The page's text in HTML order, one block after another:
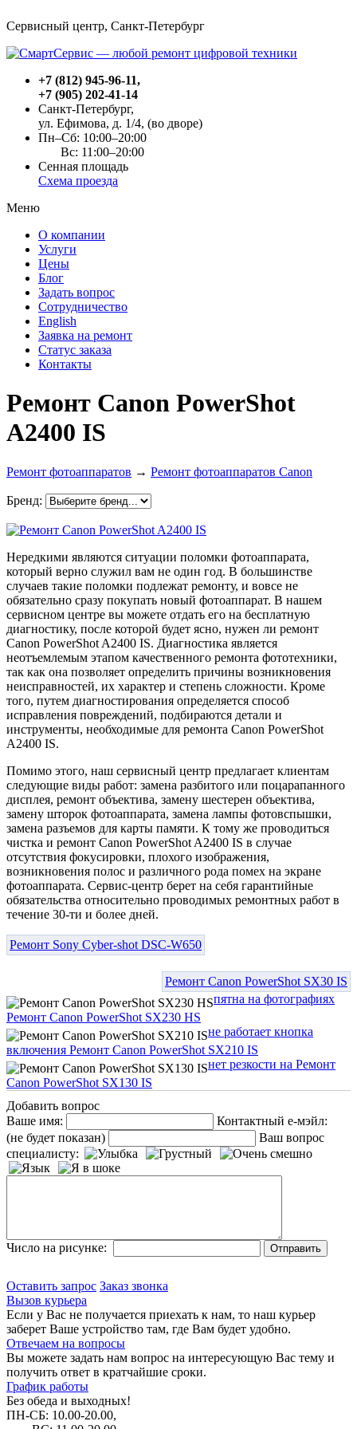
Сервисный центр, Cанкт-Петербург
+7 (812) 945-96-11,
+7 (905) 202-41-14
Санкт-Петербург,
ул. Ефимова, д. 1/4, (во дворе)
Пн–Сб: 10:00–20:00
Вс: 11:00–20:00
Сенная площадь
Схема проезда
Меню
О компании
Услуги
Цены
Блог
Задать вопрос
Сотрудничество
English
Заявка на ремонт
Статус заказа
Контакты
Ремонт Canon PowerShot
A2400 IS
Ремонт фотоаппаратов → Ремонт фотоаппаратов Canon
Бренд:
Нередкими являются ситуации поломки фотоаппарата,
который верно служил вам не один год. В большинстве
случаев такие поломки подлежат ремонту, и вовсе не
обязательно сразу покупать новый фотоаппарат. В нашем
сервисном центре вы можете отдать его на бесплатную
диагностику, после которой будет ясно, нужен ли ремонт
Canon PowerShot A2400 IS. Диагностика является
неотъемлемым этапом качественного ремонта фототехники,
так как она позволяет определить причины возникновения
неисправностей, их характер и степень сложности. Кроме
того, путем диагностирования определяется способ
исправления повреждений, подбираются детали и
инструменты, необходимые для ремонта Canon PowerShot
A2400 IS.
Помимо этого, наш сервисный центр предлагает клиентам
следующие виды работ: замена разбитого или поцарапанного
дисплея, ремонт объектива, замену шестерен объектива,
замену шторок фотоаппарата, замена лампы фотовспышки,
замена разъемов для карты памяти. К тому же проводиться
чистка и ремонт Canon PowerShot A2400 IS в случае
отсутствия фокусировки, плохого изображения,
возникновения полос и различного рода помех на экране
фотоаппарата. Сервис-центр берет на себя гарантийные
обязательства относительно проводимых ремонтных работ в
течение 30-ти и более дней.
Ремонт Sony Cyber-shot DSC-W650
Ремонт Canon PowerShot SX30 IS
пятна на фотографиях
Ремонт Canon PowerShot SX230 HS
не работает кнопка
включения Ремонт Canon PowerShot SX210 IS
нет резкости на Ремонт
Canon PowerShot SX130 IS
Добавить вопрос
Ваше имя:
Контактный е-мэйл:
(не будет показан)
Ваш вопрос
специалисту:
Число на рисунке:
Оставить запрос Заказ звонка
Вызов курьера
Если у Вас не получается приехать к нам, то наш курьер
заберет Ваше устройство там, где Вам будет удобно.
Отвечаем на вопросы
Вы можете задать нам вопрос на интересующую Вас тему и
получить ответ в кратчайшие сроки.
График работы
Без обеда и выходных!
ПН-СБ: 10.00-20.00,